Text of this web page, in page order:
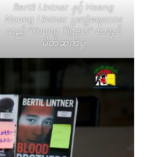
Bertil Lintner နှင့် Hseng
Noung Lintner ပူးတွဲရေးသား
သည့် “Young Tigers” စာအုပ်
မိတ်ဆက်ပွဲ